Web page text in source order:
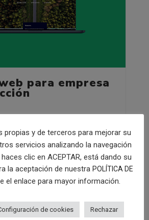
para empresa
propias y de terceros para mejorar su
servicios analizando la navegación
clic en ACEPTAR, está dando su
la aceptación de nuestra POLÍTICA DE
el enlace para mayor información.
de cookies Rechazar